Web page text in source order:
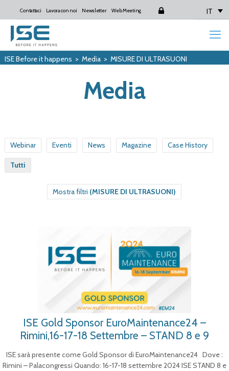
Contattaci Lavora con noi Newsletter Web Meeting IT
ISE Before it happens > Media> MISURE DI ULTRASUONI
Media
Webinar Eventi News Magazine Case History
Tutti
Mostra filtri (MISURE DI ULTRASUONI)
ISE Gold Sponsor EuroMaintenance24 –
Rimini,16-17-18 Settembre – STAND 8 e 9
ISE sarà presente come Gold Sponsor di EuroMaintenance24 Dove :
Rimini – Palacongressi Quando: 16-17-18 settembre 2024 ISE STAND 8 e